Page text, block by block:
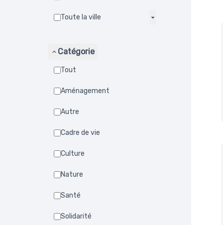
Toute la ville
Catégorie
Tout
Aménagement
Autre
Cadre de vie
Culture
Nature
Santé
Solidarité